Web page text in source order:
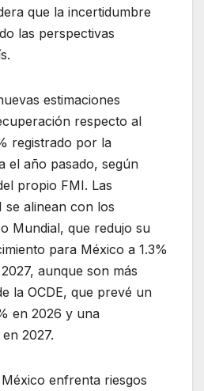
que la incertidumbre
las perspectivas
estimaciones
respecto al
registrado por la
el año pasado, según
propio FMI. Las
se alinean con los
Mundial, que redujo su
para México a 1.3%
aunque son más
la OCDE, que prevé un
en 2026 y una
2027.
enfrenta riesgos